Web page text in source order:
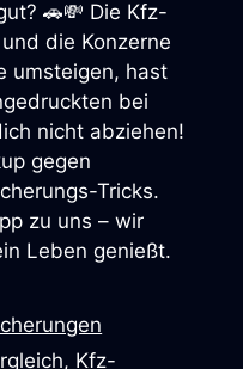
🚗💸 Die Kfz-
die Konzerne
umsteigen, hast
bei
nicht abziehen!
gegen
Tricks.
zu uns – wir
Leben genießt.
, Kfz-